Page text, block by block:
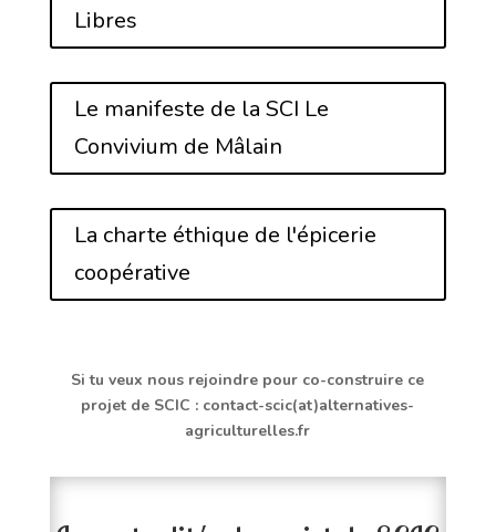
Libres
Le manifeste de la SCI Le
Convivium de Mâlain
La charte éthique de l'épicerie
coopérative
Si tu veux nous rejoindre pour co-construire ce
projet de SCIC : contact-scic(at)alternatives-
agriculturelles.fr
.